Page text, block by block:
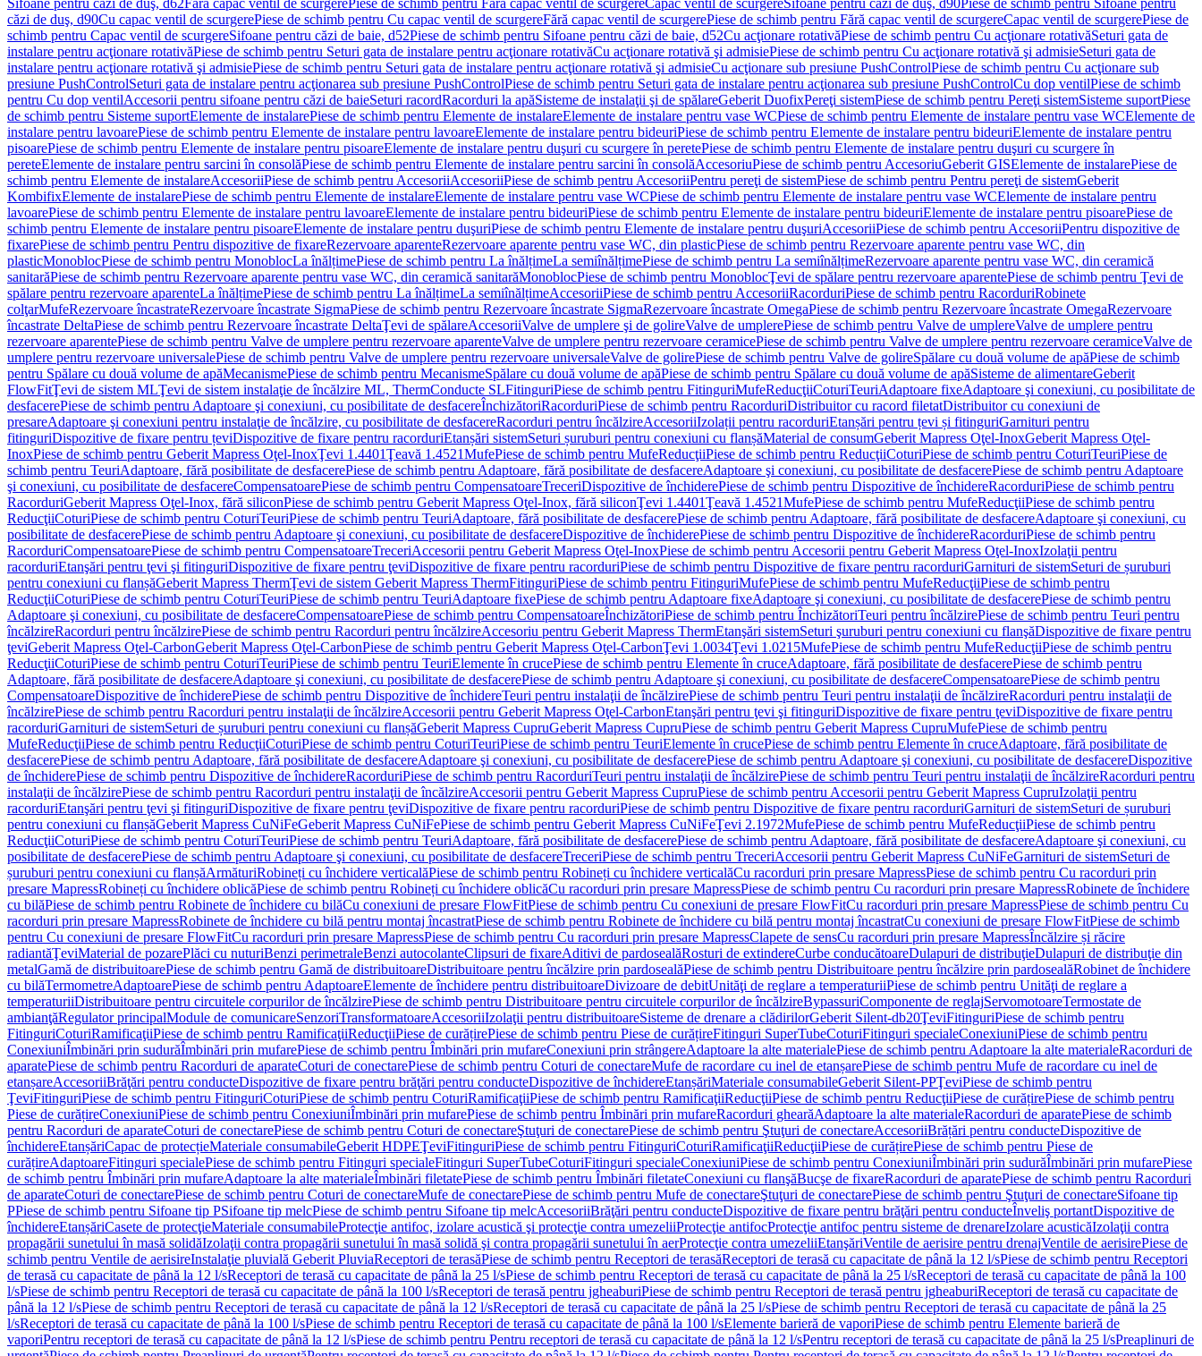
Sifoane pentru căzi de duş, d62Fără capac ventil de scurgerePiese de schimb pentru Fără capac ventil de scurgereCapac ventil de scurgereSifoane pentru căzi de duş, d90Piese de schimb pentru Sifoane pentru
căzi de duş, d90Cu capac ventil de scurgerePiese de schimb pentru Cu capac ventil de scurgereFără capac ventil de scurgerePiese de schimb pentru Fără capac ventil de scurgereCapac ventil de scurgerePiese de
schimb pentru Capac ventil de scurgereSifoane pentru căzi de baie, d52Piese de schimb pentru Sifoane pentru căzi de baie, d52Cu acţionare rotativăPiese de schimb pentru Cu acţionare rotativăSeturi gata de
instalare pentru acţionare rotativăPiese de schimb pentru Seturi gata de instalare pentru acţionare rotativăCu acţionare rotativă şi admisiePiese de schimb pentru Cu acţionare rotativă şi admisieSeturi gata de
instalare pentru acţionare rotativă şi admisiePiese de schimb pentru Seturi gata de instalare pentru acţionare rotativă şi admisieCu acţionare sub presiune PushControlPiese de schimb pentru Cu acţionare sub
presiune PushControlSeturi gata de instalare pentru acţionarea sub presiune PushControlPiese de schimb pentru Seturi gata de instalare pentru acţionarea sub presiune PushControlCu dop ventilPiese de schimb
pentru Cu dop ventilAccesorii pentru sifoane pentru căzi de baieSeturi racordRacorduri la apăSisteme de instalaţii şi de spălareGeberit DuofixPereţi sistemPiese de schimb pentru Pereţi sistemSisteme suportPiese
de schimb pentru Sisteme suportElemente de instalarePiese de schimb pentru Elemente de instalareElemente de instalare pentru vase WCPiese de schimb pentru Elemente de instalare pentru vase WCElemente de
instalare pentru lavoarePiese de schimb pentru Elemente de instalare pentru lavoareElemente de instalare pentru bideuriPiese de schimb pentru Elemente de instalare pentru bideuriElemente de instalare pentru
pisoarePiese de schimb pentru Elemente de instalare pentru pisoareElemente de instalare pentru duşuri cu scurgere în peretePiese de schimb pentru Elemente de instalare pentru duşuri cu scurgere în
pereteElemente de instalare pentru sarcini în consolăPiese de schimb pentru Elemente de instalare pentru sarcini în consolăAccesoriuPiese de schimb pentru AccesoriuGeberit GISElemente de instalarePiese de
schimb pentru Elemente de instalareAccesoriiPiese de schimb pentru AccesoriiAccesoriiPiese de schimb pentru AccesoriiPentru pereţi de sistemPiese de schimb pentru Pentru pereţi de sistemGeberit
KombifixElemente de instalarePiese de schimb pentru Elemente de instalareElemente de instalare pentru vase WCPiese de schimb pentru Elemente de instalare pentru vase WCElemente de instalare pentru
lavoarePiese de schimb pentru Elemente de instalare pentru lavoareElemente de instalare pentru bideuriPiese de schimb pentru Elemente de instalare pentru bideuriElemente de instalare pentru pisoarePiese de
schimb pentru Elemente de instalare pentru pisoareElemente de instalare pentru duşuriPiese de schimb pentru Elemente de instalare pentru duşuriAccesoriiPiese de schimb pentru AccesoriiPentru dispozitive de
fixarePiese de schimb pentru Pentru dispozitive de fixareRezervoare aparenteRezervoare aparente pentru vase WC, din plasticPiese de schimb pentru Rezervoare aparente pentru vase WC, din
plasticMonoblocPiese de schimb pentru MonoblocLa înălțimePiese de schimb pentru La înălțimeLa semiînălțimePiese de schimb pentru La semiînălțimeRezervoare aparente pentru vase WC, din ceramică
sanitarăPiese de schimb pentru Rezervoare aparente pentru vase WC, din ceramică sanitarăMonoblocPiese de schimb pentru MonoblocŢevi de spălare pentru rezervoare aparentePiese de schimb pentru Ţevi de
spălare pentru rezervoare aparenteLa înălțimePiese de schimb pentru La înălțimeLa semiînălțimeAccesoriiPiese de schimb pentru AccesoriiRacorduriPiese de schimb pentru RacorduriRobinete
colţarMufeRezervoare încastrateRezervoare încastrate SigmaPiese de schimb pentru Rezervoare încastrate SigmaRezervoare încastrate OmegaPiese de schimb pentru Rezervoare încastrate OmegaRezervoare
încastrate DeltaPiese de schimb pentru Rezervoare încastrate DeltaŢevi de spălareAccesoriiValve de umplere şi de golireValve de umplerePiese de schimb pentru Valve de umplereValve de umplere pentru
rezervoare aparentePiese de schimb pentru Valve de umplere pentru rezervoare aparenteValve de umplere pentru rezervoare ceramicePiese de schimb pentru Valve de umplere pentru rezervoare ceramiceValve de
umplere pentru rezervoare universalePiese de schimb pentru Valve de umplere pentru rezervoare universaleValve de golirePiese de schimb pentru Valve de golireSpălare cu două volume de apăPiese de schimb
pentru Spălare cu două volume de apăMecanismePiese de schimb pentru MecanismeSpălare cu două volume de apăPiese de schimb pentru Spălare cu două volume de apăSisteme de alimentareGeberit
FlowFitŢevi de sistem MLŢevi de sistem instalaţie de încălzire ML, ThermConducte SLFitinguriPiese de schimb pentru FitinguriMufeReducţiiCoturiTeuriAdaptoare fixeAdaptoare şi conexiuni, cu posibilitate de
desfacerePiese de schimb pentru Adaptoare şi conexiuni, cu posibilitate de desfacereÎnchizătoriRacorduriPiese de schimb pentru RacorduriDistribuitor cu racord filetatDistribuitor cu conexiuni de
presareAdaptoare şi conexiuni pentru instalaţie de încălzire, cu posibilitate de desfacereRacorduri pentru încălzireAccesoriiIzolații pentru racorduriEtanșări pentru țevi și fitinguriGarnituri pentru
fitinguriDispozitive de fixare pentru țeviDispozitive de fixare pentru racorduriEtanșări sistemSeturi șuruburi pentru conexiuni cu flanșăMaterial de consumGeberit Mapress Oţel-InoxGeberit Mapress Oţel-
InoxPiese de schimb pentru Geberit Mapress Oţel-InoxŢevi 1.4401Ţeavă 1.4521MufePiese de schimb pentru MufeReducţiiPiese de schimb pentru ReducţiiCoturiPiese de schimb pentru CoturiTeuriPiese de
schimb pentru TeuriAdaptoare, fără posibilitate de desfacerePiese de schimb pentru Adaptoare, fără posibilitate de desfacereAdaptoare şi conexiuni, cu posibilitate de desfacerePiese de schimb pentru Adaptoare
şi conexiuni, cu posibilitate de desfacereCompensatoarePiese de schimb pentru CompensatoareTreceriDispozitive de închiderePiese de schimb pentru Dispozitive de închidereRacorduriPiese de schimb pentru
RacorduriGeberit Mapress Oţel-Inox, fără siliconPiese de schimb pentru Geberit Mapress Oţel-Inox, fără siliconŢevi 1.4401Ţeavă 1.4521MufePiese de schimb pentru MufeReducţiiPiese de schimb pentru
ReducţiiCoturiPiese de schimb pentru CoturiTeuriPiese de schimb pentru TeuriAdaptoare, fără posibilitate de desfacerePiese de schimb pentru Adaptoare, fără posibilitate de desfacereAdaptoare şi conexiuni, cu
posibilitate de desfacerePiese de schimb pentru Adaptoare şi conexiuni, cu posibilitate de desfacereDispozitive de închiderePiese de schimb pentru Dispozitive de închidereRacorduriPiese de schimb pentru
RacorduriCompensatoarePiese de schimb pentru CompensatoareTreceriAccesorii pentru Geberit Mapress Oţel-InoxPiese de schimb pentru Accesorii pentru Geberit Mapress Oţel-InoxIzolaţii pentru
racorduriEtanşări pentru ţevi şi fitinguriDispozitive de fixare pentru ţeviDispozitive de fixare pentru racorduriPiese de schimb pentru Dispozitive de fixare pentru racorduriGarnituri de sistemSeturi de șuruburi
pentru conexiuni cu flanșăGeberit Mapress ThermŢevi de sistem Geberit Mapress ThermFitinguriPiese de schimb pentru FitinguriMufePiese de schimb pentru MufeReducţiiPiese de schimb pentru
ReducţiiCoturiPiese de schimb pentru CoturiTeuriPiese de schimb pentru TeuriAdaptoare fixePiese de schimb pentru Adaptoare fixeAdaptoare şi conexiuni, cu posibilitate de desfacerePiese de schimb pentru
Adaptoare şi conexiuni, cu posibilitate de desfacereCompensatoarePiese de schimb pentru CompensatoareÎnchizătoriPiese de schimb pentru ÎnchizătoriTeuri pentru încălzirePiese de schimb pentru Teuri pentru
încălzireRacorduri pentru încălzirePiese de schimb pentru Racorduri pentru încălzireAccesoriu pentru Geberit Mapress ThermEtanşări sistemSeturi şuruburi pentru conexiuni cu flanşăDispozitive de fixare pentru
ţeviGeberit Mapress Oţel-CarbonGeberit Mapress Oţel-CarbonPiese de schimb pentru Geberit Mapress Oţel-CarbonŢevi 1.0034Ţevi 1.0215MufePiese de schimb pentru MufeReducţiiPiese de schimb pentru
ReducţiiCoturiPiese de schimb pentru CoturiTeuriPiese de schimb pentru TeuriElemente în crucePiese de schimb pentru Elemente în cruceAdaptoare, fără posibilitate de desfacerePiese de schimb pentru
Adaptoare, fără posibilitate de desfacereAdaptoare şi conexiuni, cu posibilitate de desfacerePiese de schimb pentru Adaptoare şi conexiuni, cu posibilitate de desfacereCompensatoarePiese de schimb pentru
CompensatoareDispozitive de închiderePiese de schimb pentru Dispozitive de închidereTeuri pentru instalaţii de încălzirePiese de schimb pentru Teuri pentru instalaţii de încălzireRacorduri pentru instalaţii de
încălzirePiese de schimb pentru Racorduri pentru instalaţii de încălzireAccesorii pentru Geberit Mapress Oţel-CarbonEtanşări pentru ţevi şi fitinguriDispozitive de fixare pentru ţeviDispozitive de fixare pentru
racorduriGarnituri de sistemSeturi de șuruburi pentru conexiuni cu flanșăGeberit Mapress CupruGeberit Mapress CupruPiese de schimb pentru Geberit Mapress CupruMufePiese de schimb pentru
MufeReducţiiPiese de schimb pentru ReducţiiCoturiPiese de schimb pentru CoturiTeuriPiese de schimb pentru TeuriElemente în crucePiese de schimb pentru Elemente în cruceAdaptoare, fără posibilitate de
desfacerePiese de schimb pentru Adaptoare, fără posibilitate de desfacereAdaptoare şi conexiuni, cu posibilitate de desfacerePiese de schimb pentru Adaptoare şi conexiuni, cu posibilitate de desfacereDispozitive
de închiderePiese de schimb pentru Dispozitive de închidereRacorduriPiese de schimb pentru RacorduriTeuri pentru instalaţii de încălzirePiese de schimb pentru Teuri pentru instalaţii de încălzireRacorduri pentru
instalaţii de încălzirePiese de schimb pentru Racorduri pentru instalaţii de încălzireAccesorii pentru Geberit Mapress CupruPiese de schimb pentru Accesorii pentru Geberit Mapress CupruIzolaţii pentru
racorduriEtanşări pentru ţevi şi fitinguriDispozitive de fixare pentru ţeviDispozitive de fixare pentru racorduriPiese de schimb pentru Dispozitive de fixare pentru racorduriGarnituri de sistemSeturi de șuruburi
pentru conexiuni cu flanșăGeberit Mapress CuNiFeGeberit Mapress CuNiFePiese de schimb pentru Geberit Mapress CuNiFeŢevi 2.1972MufePiese de schimb pentru MufeReducţiiPiese de schimb pentru
ReducţiiCoturiPiese de schimb pentru CoturiTeuriPiese de schimb pentru TeuriAdaptoare, fără posibilitate de desfacerePiese de schimb pentru Adaptoare, fără posibilitate de desfacereAdaptoare şi conexiuni, cu
posibilitate de desfacerePiese de schimb pentru Adaptoare şi conexiuni, cu posibilitate de desfacereTreceriPiese de schimb pentru TreceriAccesorii pentru Geberit Mapress CuNiFeGarnituri de sistemSeturi de
șuruburi pentru conexiuni cu flanșăArmăturiRobineți cu închidere verticalăPiese de schimb pentru Robineți cu închidere verticalăCu racorduri prin presare MapressPiese de schimb pentru Cu racorduri prin
presare MapressRobineți cu închidere oblicăPiese de schimb pentru Robineți cu închidere oblicăCu racorduri prin presare MapressPiese de schimb pentru Cu racorduri prin presare MapressRobinete de închidere
cu bilăPiese de schimb pentru Robinete de închidere cu bilăCu conexiuni de presare FlowFitPiese de schimb pentru Cu conexiuni de presare FlowFitCu racorduri prin presare MapressPiese de schimb pentru Cu
racorduri prin presare MapressRobinete de închidere cu bilă pentru montaj încastratPiese de schimb pentru Robinete de închidere cu bilă pentru montaj încastratCu conexiuni de presare FlowFitPiese de schimb
pentru Cu conexiuni de presare FlowFitCu racorduri prin presare MapressPiese de schimb pentru Cu racorduri prin presare MapressClapete de sensCu racorduri prin presare MapressÎncălzire și răcire
radiantăŢeviMaterial de pozarePlăci cu nuturiBenzi perimetraleBenzi autocolanteClipsuri de fixareAditivi de pardosealăRosturi de extindereCurbe conducătoareDulapuri de distribuţieDulapuri de distribuţie din
metalGamă de distribuitoarePiese de schimb pentru Gamă de distribuitoareDistribuitoare pentru încălzire prin pardosealăPiese de schimb pentru Distribuitoare pentru încălzire prin pardosealăRobinet de închidere
cu bilăTermometreAdaptoarePiese de schimb pentru AdaptoareElemente de închidere pentru distribuitoareDivizoare de debitUnităţi de reglare a temperaturiiPiese de schimb pentru Unităţi de reglare a
temperaturiiDistribuitoare pentru circuitele corpurilor de încălzirePiese de schimb pentru Distribuitoare pentru circuitele corpurilor de încălzireBypassuriComponente de reglajServomotoareTermostate de
ambianţăRegulator principalModule de comunicareSenzoriTransformatoareAccesoriiIzolaţii pentru distribuitoareSisteme de drenare a clădirilorGeberit Silent-db20ŢeviFitinguriPiese de schimb pentru
FitinguriCoturiRamificaţiiPiese de schimb pentru RamificaţiiReducţiiPiese de curățirePiese de schimb pentru Piese de curățireFitinguri SuperTubeCoturiFitinguri specialeConexiuniPiese de schimb pentru
ConexiuniÎmbinări prin sudurăÎmbinări prin mufarePiese de schimb pentru Îmbinări prin mufareConexiuni prin strângereAdaptoare la alte materialePiese de schimb pentru Adaptoare la alte materialeRacorduri de
aparatePiese de schimb pentru Racorduri de aparateCoturi de conectarePiese de schimb pentru Coturi de conectareMufe de racordare cu inel de etanșarePiese de schimb pentru Mufe de racordare cu inel de
etanșareAccesoriiBrăţări pentru conducteDispozitive de fixare pentru brăţări pentru conducteDispozitive de închidereEtanșăriMateriale consumabileGeberit Silent-PPŢeviPiese de schimb pentru
ŢeviFitinguriPiese de schimb pentru FitinguriCoturiPiese de schimb pentru CoturiRamificaţiiPiese de schimb pentru RamificaţiiReducţiiPiese de schimb pentru ReducţiiPiese de curățirePiese de schimb pentru
Piese de curățireConexiuniPiese de schimb pentru ConexiuniÎmbinări prin mufarePiese de schimb pentru Îmbinări prin mufareRacorduri ghearăAdaptoare la alte materialeRacorduri de aparatePiese de schimb
pentru Racorduri de aparateCoturi de conectarePiese de schimb pentru Coturi de conectareŞtuţuri de conectarePiese de schimb pentru Ştuţuri de conectareAccesoriiBrățări pentru conducteDispozitive de
închidereEtanșăriCapac de protecțieMateriale consumabileGeberit HDPEŢeviFitinguriPiese de schimb pentru FitinguriCoturiRamificaţiiReducţiiPiese de curățirePiese de schimb pentru Piese de
curățireAdaptoareFitinguri specialePiese de schimb pentru Fitinguri specialeFitinguri SuperTubeCoturiFitinguri specialeConexiuniPiese de schimb pentru ConexiuniÎmbinări prin sudurăÎmbinări prin mufarePiese
de schimb pentru Îmbinări prin mufareAdaptoare la alte materialeÎmbinări filetatePiese de schimb pentru Îmbinări filetateConexiuni cu flanşăBucşe de fixareRacorduri de aparatePiese de schimb pentru Racorduri
de aparateCoturi de conectarePiese de schimb pentru Coturi de conectareMufe de conectarePiese de schimb pentru Mufe de conectareŞtuţuri de conectarePiese de schimb pentru Ştuţuri de conectareSifoane tip
PPiese de schimb pentru Sifoane tip PSifoane tip melcPiese de schimb pentru Sifoane tip melcAccesoriiBrăţări pentru conducteDispozitive de fixare pentru brăţări pentru conducteÎnveliş portantDispozitive de
închidereEtanșăriCasete de protecţieMateriale consumabileProtecţie antifoc, izolare acustică şi protecţie contra umezeliiProtecţie antifocProtecţie antifoc pentru sisteme de drenareIzolare acusticăIzolaţii contra
propagării sunetului în masă solidăIzolaţii contra propagării sunetului în masă solidă şi contra propagării sunetului în aerProtecţie contra umezeliiEtanşăriVentile de aerisire pentru drenajVentile de aerisirePiese de
schimb pentru Ventile de aerisireInstalaţie pluvială Geberit PluviaReceptori de terasăPiese de schimb pentru Receptori de terasăReceptori de terasă cu capacitate de până la 12 l/sPiese de schimb pentru Receptori
de terasă cu capacitate de până la 12 l/sReceptori de terasă cu capacitate de până la 25 l/sPiese de schimb pentru Receptori de terasă cu capacitate de până la 25 l/sReceptori de terasă cu capacitate de până la 100
l/sPiese de schimb pentru Receptori de terasă cu capacitate de până la 100 l/sReceptori de terasă pentru jgheaburiPiese de schimb pentru Receptori de terasă pentru jgheaburiReceptori de terasă cu capacitate de
până la 12 l/sPiese de schimb pentru Receptori de terasă cu capacitate de până la 12 l/sReceptori de terasă cu capacitate de până la 25 l/sPiese de schimb pentru Receptori de terasă cu capacitate de până la 25
l/sReceptori de terasă cu capacitate de până la 100 l/sPiese de schimb pentru Receptori de terasă cu capacitate de până la 100 l/sElemente barieră de vaporiPiese de schimb pentru Elemente barieră de
vaporiPentru receptori de terasă cu capacitate de până la 12 l/sPiese de schimb pentru Pentru receptori de terasă cu capacitate de până la 12 l/sPentru receptori de terasă cu capacitate de până la 25 l/sPreaplinuri de